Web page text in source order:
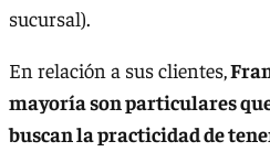
sucursal).
En relación a sus clientes,
mayoría son particulares
buscan la practicidad de